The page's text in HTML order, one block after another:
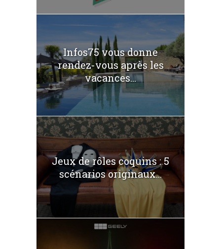
Infos75 vous donne
rendez-vous après les
vacances...
Jeux de rôles coquins : 5
scénarios originaux...